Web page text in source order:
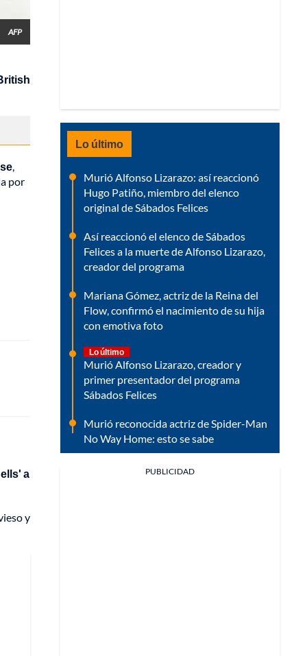
AFP
,
por
a
y
Lo último
Murió Alfonso Lizarazo: así reaccionó
Hugo Patiño, miembro del elenco
original de Sábados Felices
Así reaccionó el elenco de Sábados
Felices a la muerte de Alfonso Lizarazo,
creador del programa
Mariana Gómez, actriz de la Reina del
Flow, confirmó el nacimiento de su hija
con emotiva foto
Lo último
Murió Alfonso Lizarazo, creador y
primer presentador del programa
Sábados Felices
Murió reconocida actriz de Spider-Man
No Way Home: esto se sabe
PUBLICIDAD